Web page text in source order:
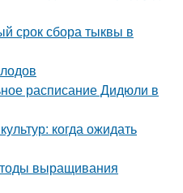
срок сбора тыквы в
расписание Дидюли в
когда ожидать
выращивания